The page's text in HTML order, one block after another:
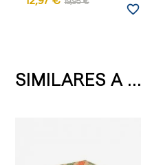
19,95 €
favorite_border
SIMILARES A ...